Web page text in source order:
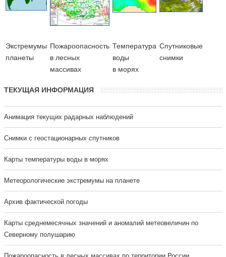
Экстремумы
планеты
Пожароопасность
в лесных
массивах
Температура
воды
в морях
Cпутниковые
снимки
ТЕКУЩАЯ ИНФОРМАЦИЯ
Анимация текущих радарных наблюдений
Cнимки с геостационарных спутников
Карты температуры воды в морях
Метеорологические экстремумы на планете
Архив фактической погоды
Карты среднемесячных значений и аномалий метеовеличин по
Северному полушарию